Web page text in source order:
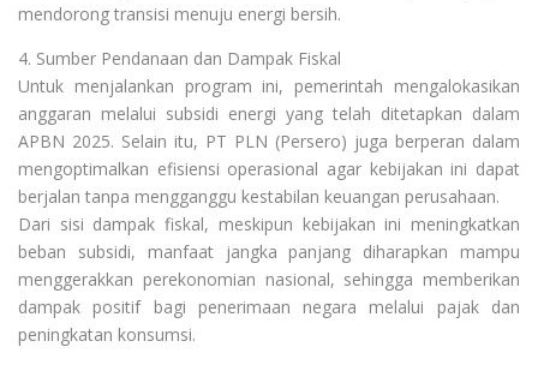
mendorong transisi menuju energi bersih.
4. Sumber Pendanaan dan Dampak Fiskal
Untuk menjalankan program ini, pemerintah mengalokasikan
anggaran melalui subsidi energi yang telah ditetapkan dalam
APBN 2025. Selain itu, PT PLN (Persero) juga berperan dalam
mengoptimalkan efisiensi operasional agar kebijakan ini dapat
berjalan tanpa mengganggu kestabilan keuangan perusahaan.
Dari sisi dampak fiskal, meskipun kebijakan ini meningkatkan
beban subsidi, manfaat jangka panjang diharapkan mampu
menggerakkan perekonomian nasional, sehingga memberikan
dampak positif bagi penerimaan negara melalui pajak dan
peningkatan konsumsi.